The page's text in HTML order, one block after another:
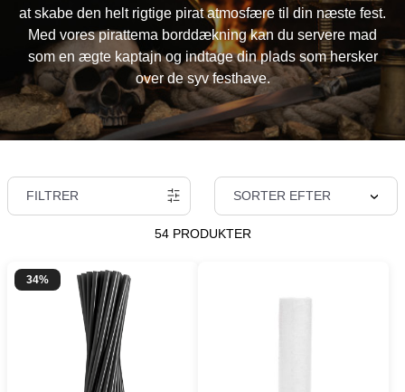
at skabe den helt rigtige pirat atmosfære til din næste fest.
Med vores pirattema borddækning kan du servere mad
som en ægte kaptajn og indtage din plads som hersker
over de syv festhave.
FILTRER SORTER EFTER
54 PRODUKTER
34%